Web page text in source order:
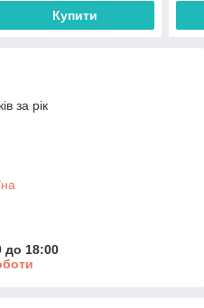
Купити
за рік
до 18:00